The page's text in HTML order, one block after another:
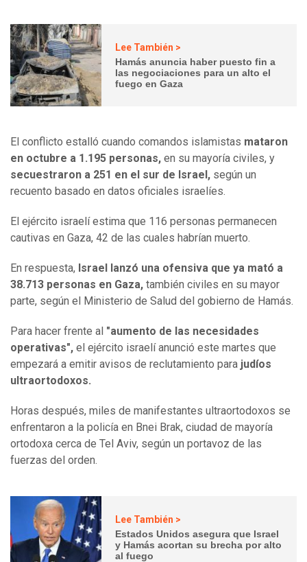
Lee También >
Hamás anuncia haber puesto fin a
las negociaciones para un alto el
fuego en Gaza
El conflicto estalló cuando comandos islamistas mataron
en octubre a 1.195 personas, en su mayoría civiles, y
secuestraron a 251 en el sur de Israel, según un
recuento basado en datos oficiales israelíes.
El ejército israelí estima que 116 personas permanecen
cautivas en Gaza, 42 de las cuales habrían muerto.
En respuesta, Israel lanzó una ofensiva que ya mató a
38.713 personas en Gaza, también civiles en su mayor
parte, según el Ministerio de Salud del gobierno de Hamás.
Para hacer frente al "aumento de las necesidades
operativas", el ejército israelí anunció este martes que
empezará a emitir avisos de reclutamiento para judíos
ultraortodoxos.
Horas después, miles de manifestantes ultraortodoxos se
enfrentaron a la policía en Bnei Brak, ciudad de mayoría
ortodoxa cerca de Tel Aviv, según un portavoz de las
fuerzas del orden.
Lee También >
Estados Unidos asegura que Israel
y Hamás acortan su brecha por alto
al fuego